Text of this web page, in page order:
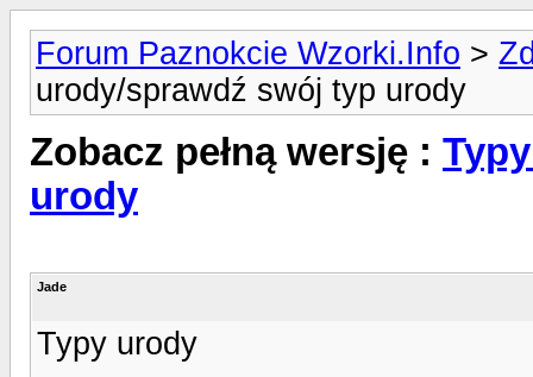
Forum Paznokcie Wzorki.Info >
urody/sprawdź swój typ urody
Zobacz pełną wersję :
urody
Jade
Typy urody